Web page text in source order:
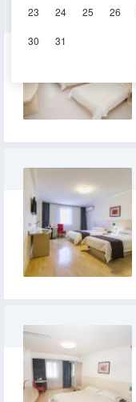
23 24 25 26
30 31